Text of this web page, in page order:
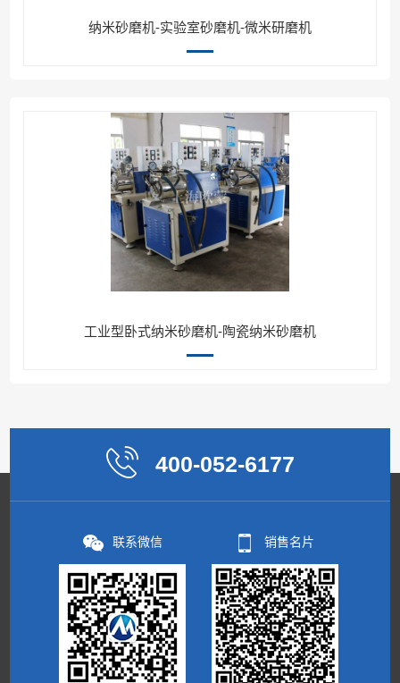
纳米砂磨机-实验室砂磨机-微米研磨机
工业型卧式纳米砂磨机-陶瓷纳米砂磨机
400-052-6177
联系微信 销售名片